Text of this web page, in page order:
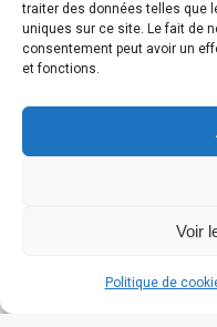
traiter des données telles que
uniques sur ce site. Le fait de
consentement peut avoir un
et fonctions.
Voir
Politique de
Tél :02 98 16 14 15
Réseaux Sociaux
Suivez-nous également
Facebook